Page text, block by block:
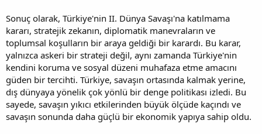
Sonuç olarak, Türkiye'nin II. Dünya Savaşı'na katılmama
kararı, stratejik zekanın, diplomatik manevraların ve
toplumsal koşulların bir araya geldiği bir karardı. Bu karar,
yalnızca askeri bir strateji değil, aynı zamanda Türkiye'nin
kendini koruma ve sosyal düzeni muhafaza etme amacını
güden bir tercihti. Türkiye, savaşın ortasında kalmak yerine,
dış dünyaya yönelik çok yönlü bir denge politikası izledi. Bu
sayede, savaşın yıkıcı etkilerinden büyük ölçüde kaçındı ve
savaşın sonunda daha güçlü bir ekonomik yapıya sahip oldu.